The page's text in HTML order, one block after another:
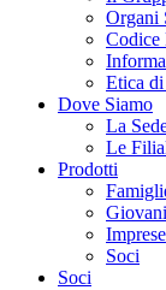
Organi
Codice
Etica
Dove Siamo
La
Le
Prodotti
Giovani
Imprese
Soci
Soci